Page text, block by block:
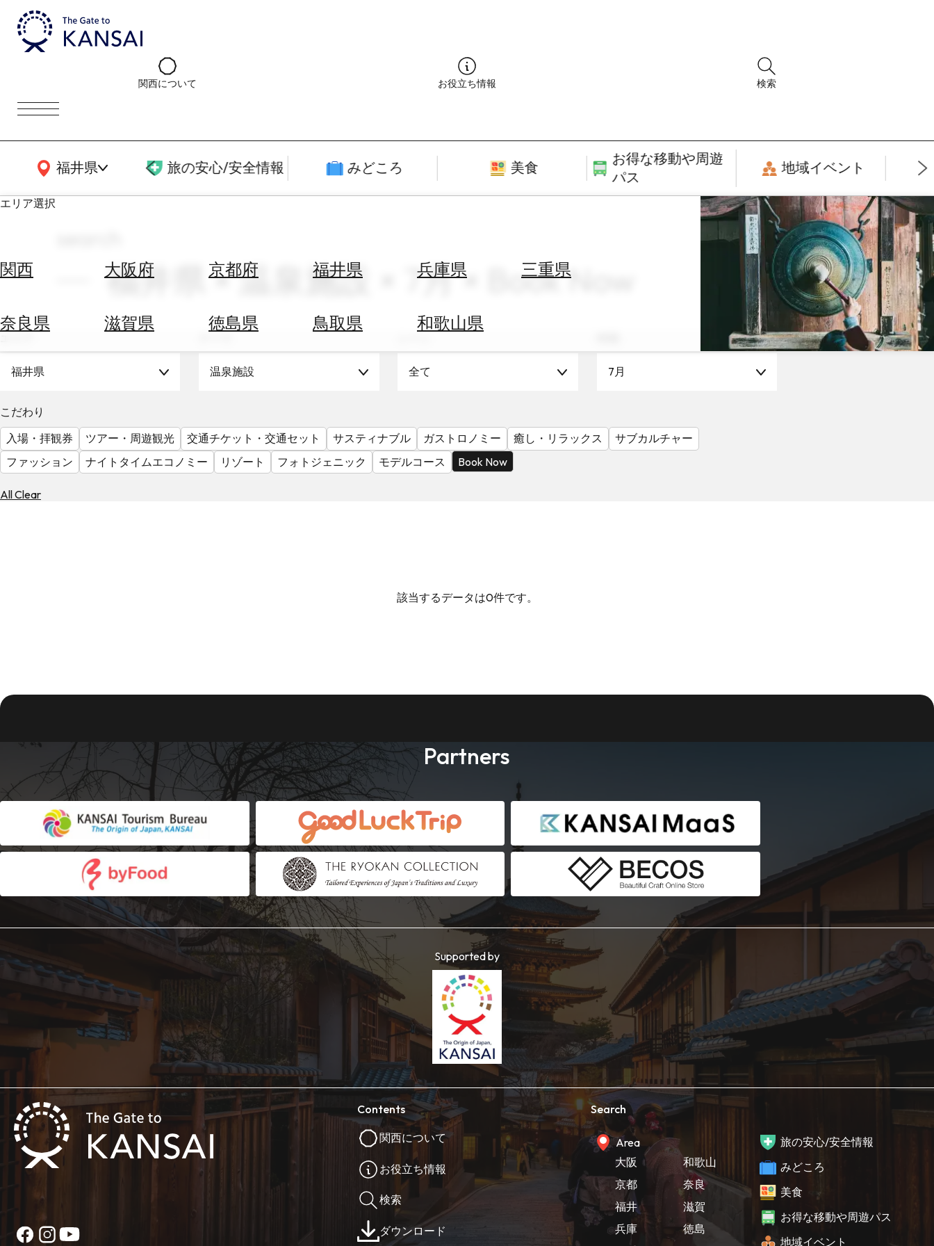
関西について お役立ち情報 検索
福井県
関西広域MAP 旅の安心/安全情報 みどころ 美食
お得な移動や周遊
パス
地域イベント
エリア選択
関西 大阪府 京都府 福井県 兵庫県 三重県
奈良県 滋賀県 徳島県 鳥取県 和歌山県
ホ
す
替
を
調
べ
天
福井県 × 温泉施設 × 7月 × Book Now
福井県 温泉施設 全て 7月
こだわり
入場・拝観券
ツアー・周遊観光 交通チケット・交通セット サスティナブル ガストロノミー 癒し・リラックス
サブカルチャー
ファッション
ナイトタイムエコノミー リゾート フォトジェニック モデルコース Book Now
All Clear
該当するデータは0件です。
Partners
Supported by
Contents
関西について
お役立ち情報
検索
ダウンロード
Search
Area
大阪
京都
福井
兵庫
和歌山
奈良
滋賀
徳島
旅の安心/安全情報
みどころ
美食
お得な移動や周遊パス
地域イベント